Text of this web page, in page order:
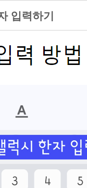
입력하기